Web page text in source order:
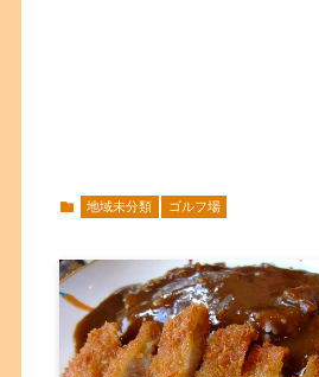
地域未分類 ゴルフ場